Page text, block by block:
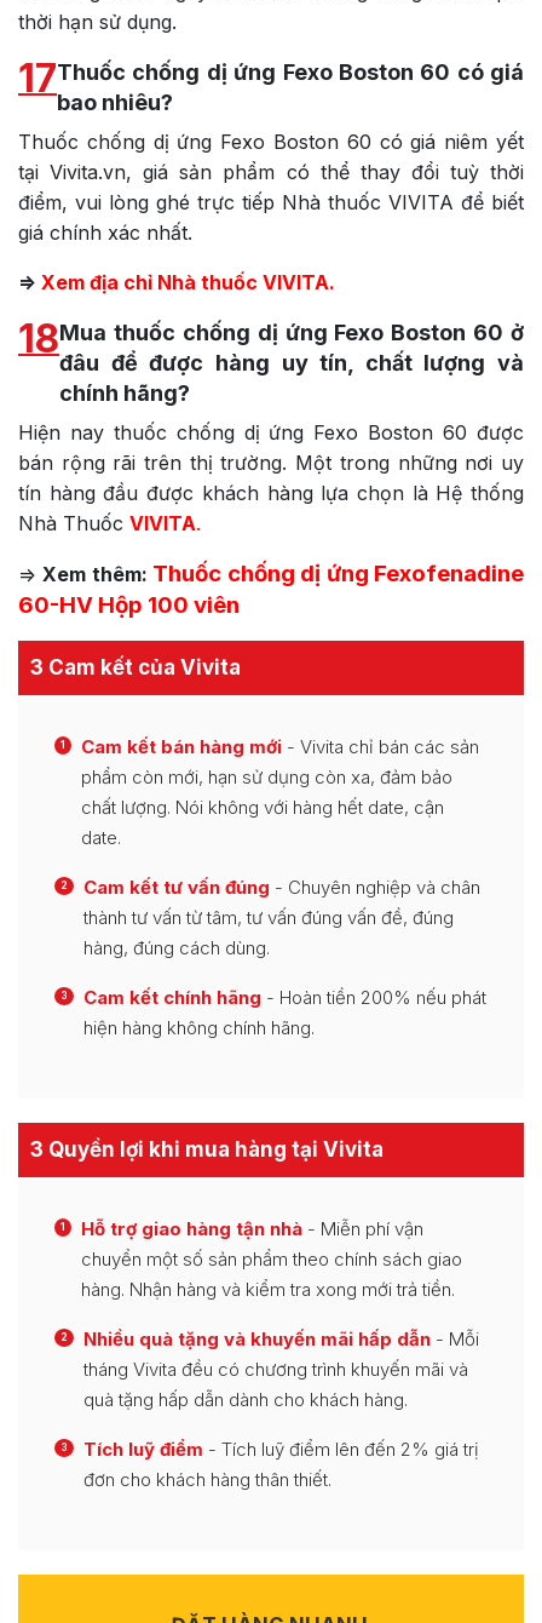
thời hạn sử dụng.
17Thuốc chống dị ứng Fexo Boston 60 có giá
bao nhiêu?
Thuốc chống dị ứng Fexo Boston 60 có giá niêm yết
tại Vivita.vn, giá sản phẩm có thể thay đổi tuỳ thời
điểm, vui lòng ghé trực tiếp Nhà thuốc VIVITA để biết
giá chính xác nhất.
=> Xem địa chỉ Nhà thuốc VIVITA.
18Mua thuốc chống dị ứng Fexo Boston 60 ở
đâu để được hàng uy tín, chất lượng và
chính hãng?
Hiện nay thuốc chống dị ứng Fexo Boston 60 được
bán rộng rãi trên thị trường. Một trong những nơi uy
tín hàng đầu được khách hàng lựa chọn là Hệ thống
Nhà Thuốc VIVITA.
=>Xem thêm: Thuốc chống dị ứng Fexofenadine
60-HV Hộp 100 viên
3 Cam kết của Vivita
1 Cam kết bán hàng mới - Vivita chỉ bán các sản
phẩm còn mới, hạn sử dụng còn xa, đảm bảo
chất lượng. Nói không với hàng hết date, cận
date.
2 Cam kết tư vấn đúng - Chuyên nghiệp và chân
thành tư vấn từ tâm, tư vấn đúng vấn đề, đúng
hàng, đúng cách dùng.
3 Cam kết chính hãng - Hoàn tiền 200% nếu phát
hiện hàng không chính hãng.
3 Quyền lợi khi mua hàng tại Vivita
1 Hỗ trợ giao hàng tận nhà - Miễn phí vận
chuyển một số sản phẩm theo chính sách giao
hàng. Nhận hàng và kiểm tra xong mới trả tiền.
2 Nhiều quà tặng và khuyến mãi hấp dẫn - Mỗi
tháng Vivita đều có chương trình khuyến mãi và
quà tặng hấp dẫn dành cho khách hàng.
3 Tích luỹ điểm - Tích luỹ điểm lên đến 2% giá trị
đơn cho khách hàng thân thiết.